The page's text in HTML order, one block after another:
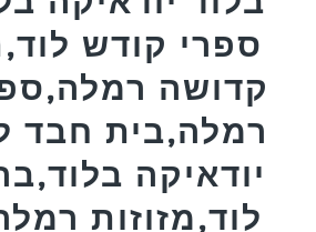
ספרי קודש
קדושה
רמלה,בית חבד
יודאיקה
לוד,מזוזות